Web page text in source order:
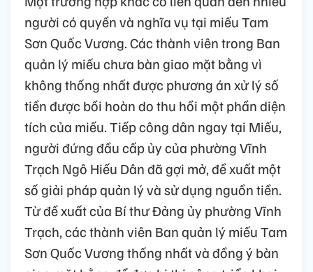
người có quyền và nghĩa vụ tại miếu Tam
Sơn Quốc Vương. Các thành viên trong Ban
quản lý miếu chưa bàn giao mặt bằng vì
không thống nhất được phương án xử lý số
tiền được bồi hoàn do thu hồi một phần diện
tích của miếu. Tiếp công dân ngay tại Miếu,
người đứng đầu cấp ủy của phường Vĩnh
Trạch Ngô Hiếu Dân đã gợi mở, đề xuất một
số giải pháp quản lý và sử dụng nguồn tiền.
Từ đề xuất của Bí thư Đảng ủy phường Vĩnh
Trạch, các thành viên Ban quản lý miếu Tam
Sơn Quốc Vương thống nhất và đồng ý bàn